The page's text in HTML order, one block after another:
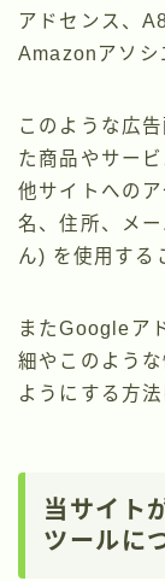
アドセンス、
Amazonアソシ
このような広
た商品やサー
他サイトへの
名、住所、メ
ん) を使用する
またGoogleア
細やこのよう
ようにする方法
当サイト
ツールに